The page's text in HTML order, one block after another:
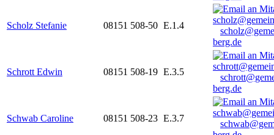
Scholz Stefanie 08151 508-50 E.1.4
berg.de
Schrott Edwin 08151 508-19 E.3.5
berg.de
Schwab Caroline 08151 508-23 E.3.7